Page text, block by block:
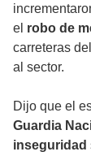
el robo de
carreteras
al sector.
Dijo que el
Guardia
inseguridad